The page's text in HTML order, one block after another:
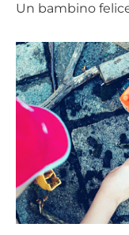
Un bambino